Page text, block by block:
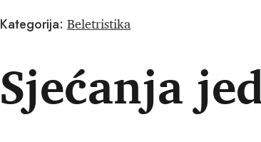
Kategorija: Beletristika
Sjećanja